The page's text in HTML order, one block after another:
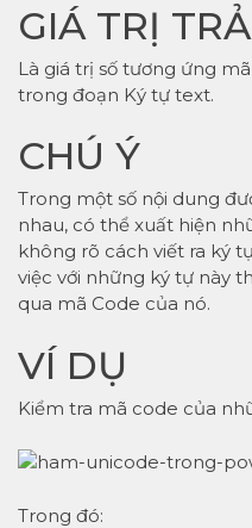
GIÁ TRỊ
Là giá trị số tương ứng
trong đoạn Ký tự text.
CHÚ Ý
Trong một số nội dung
nhau, có thể xuất hiện
không rõ cách viết ra ký
việc với những ký tự này
qua mã Code của nó.
VÍ DỤ
Kiểm tra mã code của
Trong đó: